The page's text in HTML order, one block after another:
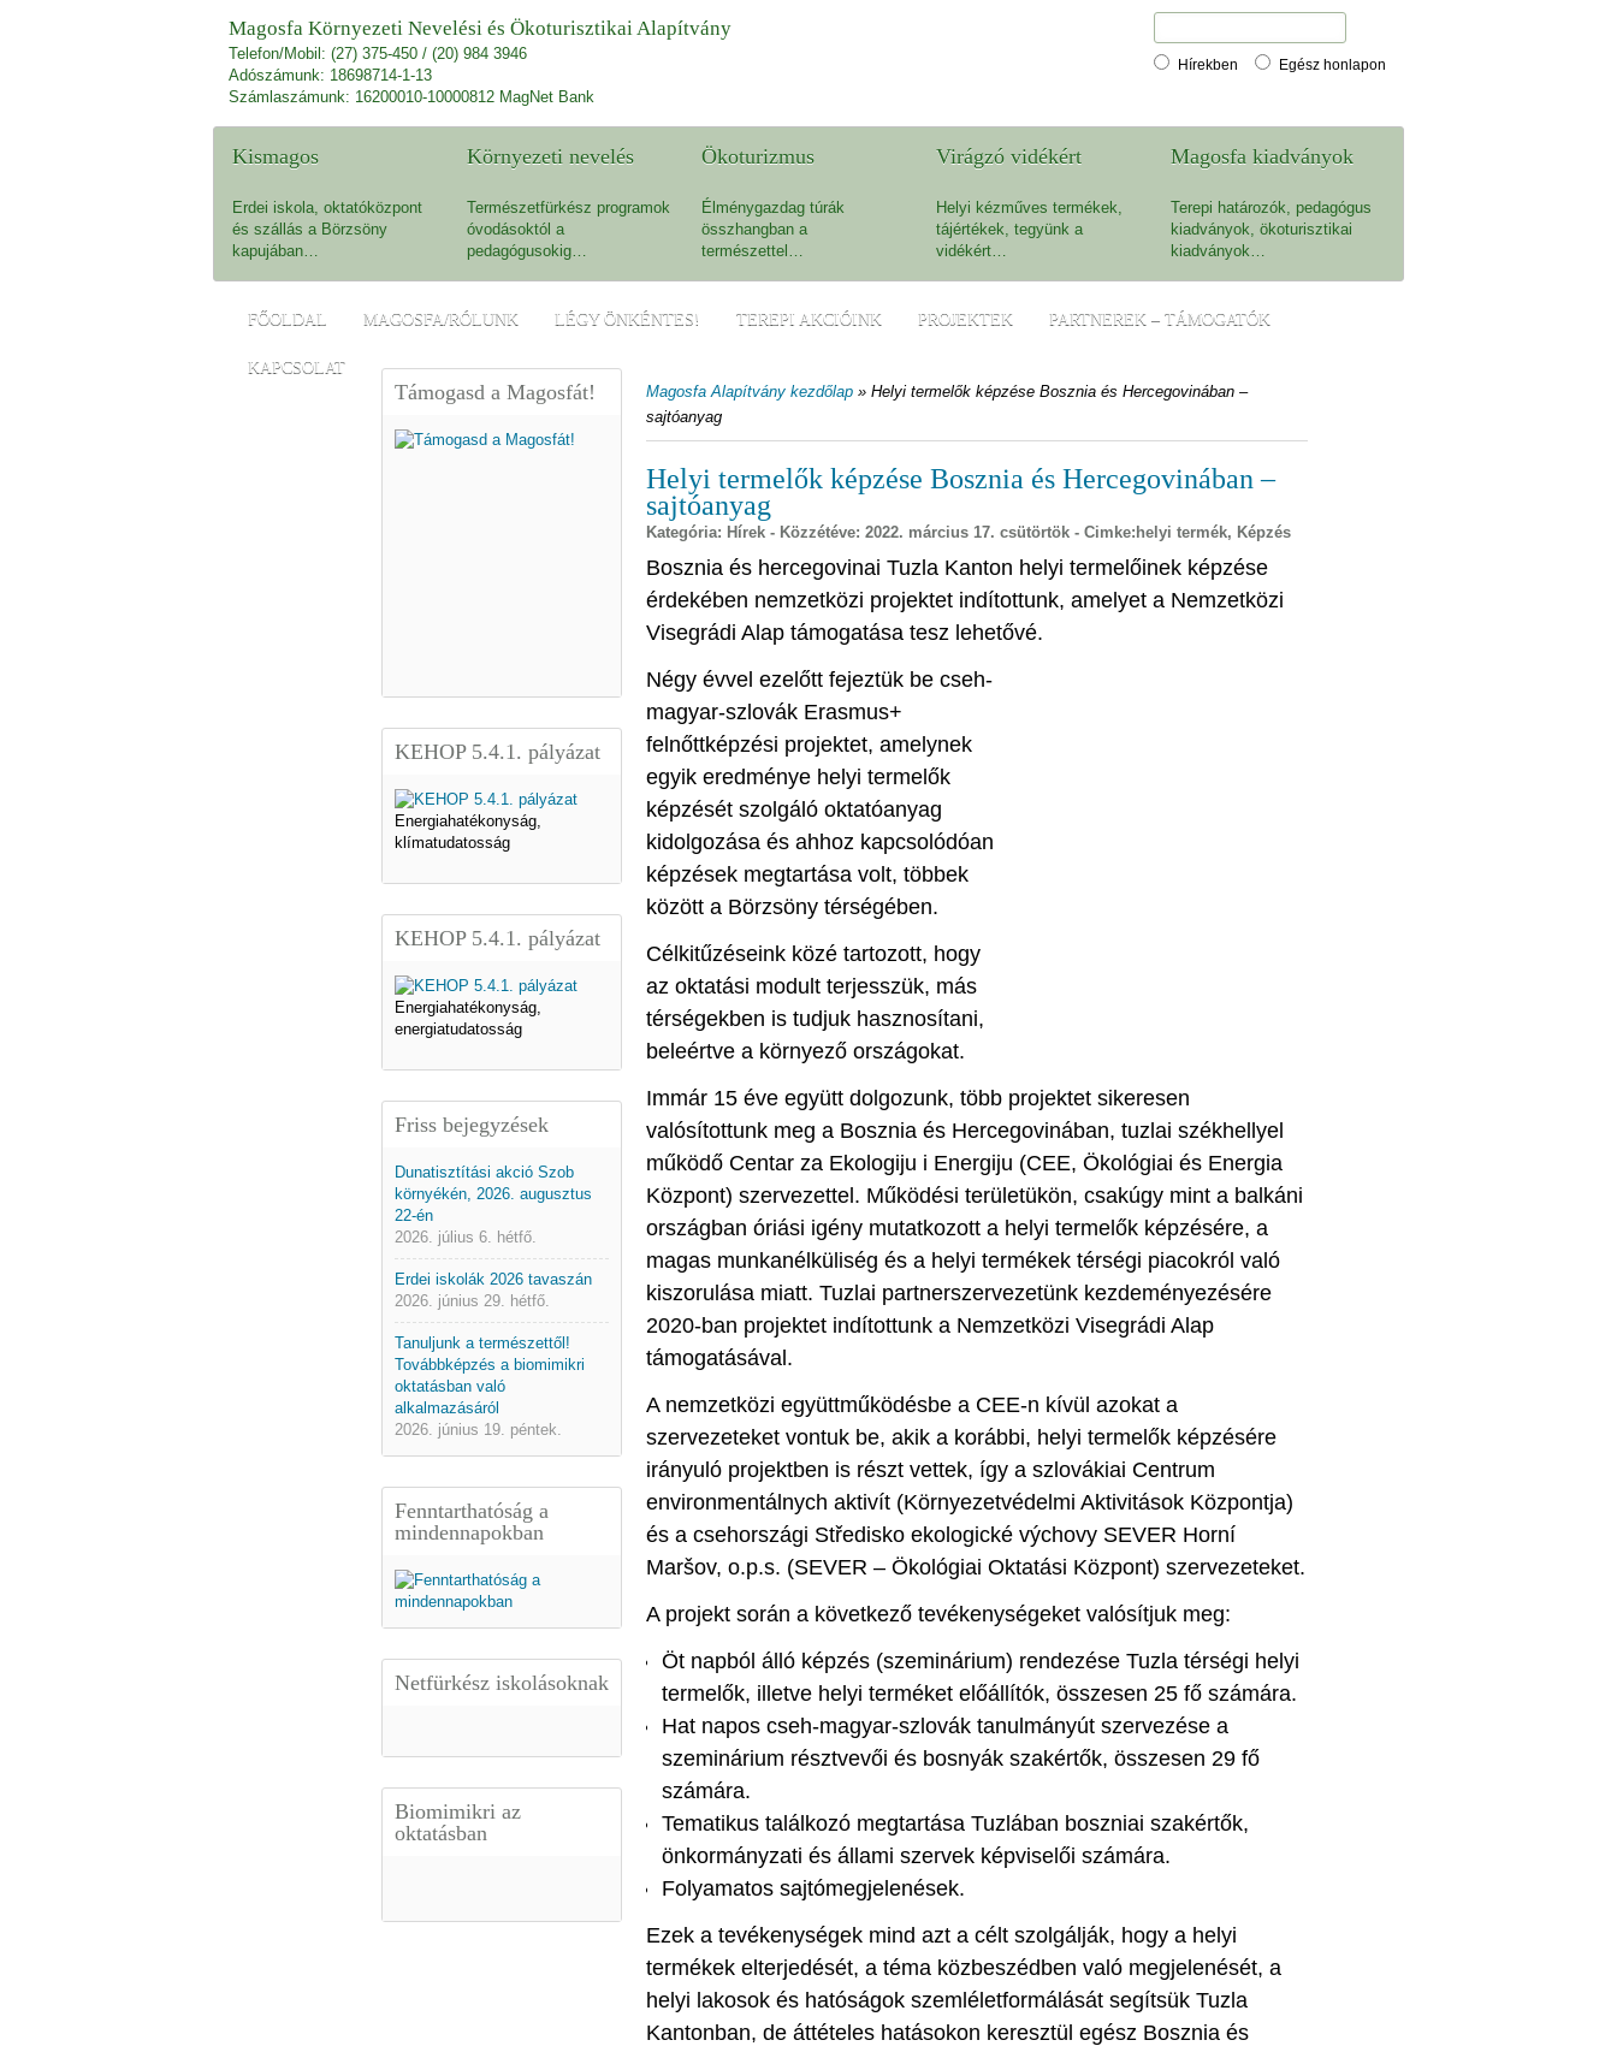
Magosfa Környezeti Nevelési és Ökoturisztikai Alapítvány
Telefon/Mobil: (27) 375-450 / (20) 984 3946
Adószámunk: 18698714-1-13
Számlaszámunk: 16200010-10000812 MagNet Bank
Hírekben Egész honlapon
Kismagos
Erdei iskola, oktatóközpont
és szállás a Börzsöny
kapujában…
Környezeti nevelés
Természetfürkész programok
óvodásoktól a
pedagógusokig…
Ökoturizmus
Élménygazdag túrák
összhangban a
természettel…
Virágzó vidékért
Helyi kézműves termékek,
tájértékek, tegyünk a
vidékért…
Magosfa kiadványok
Terepi határozók, pedagógus
kiadványok, ökoturisztikai
kiadványok…
FŐOLDAL MAGOSFA/RÓLUNK LÉGY ÖNKÉNTES! TEREPI AKCIÓINK PROJEKTEK PARTNEREK – TÁMOGATÓK
KAPCSOLAT
Támogasd a Magosfát!
KEHOP 5.4.1. pályázat
Energiahatékonyság,
klímatudatosság
KEHOP 5.4.1. pályázat
Energiahatékonyság,
energiatudatosság
Friss bejegyzések
Dunatisztítási akció Szob
környékén, 2026. augusztus
22-én
2026. július 6. hétfő.
Erdei iskolák 2026 tavaszán
2026. június 29. hétfő.
Tanuljunk a természettől!
Továbbképzés a biomimikri
oktatásban való
alkalmazásáról
2026. június 19. péntek.
Fenntarthatóság a
mindennapokban
Netfürkész iskolásoknak
Biomimikri az
oktatásban
Magosfa Alapítvány kezdőlap » Helyi termelők képzése Bosznia és Hercegovinában –
sajtóanyag
Helyi termelők képzése Bosznia és Hercegovinában –
sajtóanyag
Kategória: Hírek - Közzétéve: 2022. március 17. csütörtök - Cimke: helyi termék, Képzés
Bosznia és hercegovinai Tuzla Kanton helyi termelőinek képzése
érdekében nemzetközi projektet indítottunk, amelyet a Nemzetközi
Visegrádi Alap támogatása tesz lehetővé.
Négy évvel ezelőtt fejeztük be cseh-
magyar-szlovák Erasmus+
felnőttképzési projektet, amelynek
egyik eredménye helyi termelők
képzését szolgáló oktatóanyag
kidolgozása és ahhoz kapcsolódóan
képzések megtartása volt, többek
között a Börzsöny térségében.
Célkitűzéseink közé tartozott, hogy
az oktatási modult terjesszük, más
térségekben is tudjuk hasznosítani,
beleértve a környező országokat.
Immár 15 éve együtt dolgozunk, több projektet sikeresen
valósítottunk meg a Bosznia és Hercegovinában, tuzlai székhellyel
működő Centar za Ekologiju i Energiju (CEE, Ökológiai és Energia
Központ) szervezettel. Működési területükön, csakúgy mint a balkáni
országban óriási igény mutatkozott a helyi termelők képzésére, a
magas munkanélküliség és a helyi termékek térségi piacokról való
kiszorulása miatt. Tuzlai partnerszervezetünk kezdeményezésére
2020-ban projektet indítottunk a Nemzetközi Visegrádi Alap
támogatásával.
A nemzetközi együttműködésbe a CEE-n kívül azokat a
szervezeteket vontuk be, akik a korábbi, helyi termelők képzésére
irányuló projektben is részt vettek, így a szlovákiai Centrum
environmentálnych aktivít (Környezetvédelmi Aktivitások Központja)
és a csehországi Středisko ekologické výchovy SEVER Horní
Maršov, o.p.s. (SEVER – Ökológiai Oktatási Központ) szervezeteket.
A projekt során a következő tevékenységeket valósítjuk meg:
Öt napból álló képzés (szeminárium) rendezése Tuzla térségi helyi
termelők, illetve helyi terméket előállítók, összesen 25 fő számára.
Hat napos cseh-magyar-szlovák tanulmányút szervezése a
szeminárium résztvevői és bosnyák szakértők, összesen 29 fő
számára.
Tematikus találkozó megtartása Tuzlában boszniai szakértők,
önkormányzati és állami szervek képviselői számára.
Folyamatos sajtómegjelenések.
Ezek a tevékenységek mind azt a célt szolgálják, hogy a helyi
termékek elterjedését, a téma közbeszédben való megjelenését, a
helyi lakosok és hatóságok szemléletformálását segítsük Tuzla
Kantonban, de áttételes hatásokon keresztül egész Bosznia és